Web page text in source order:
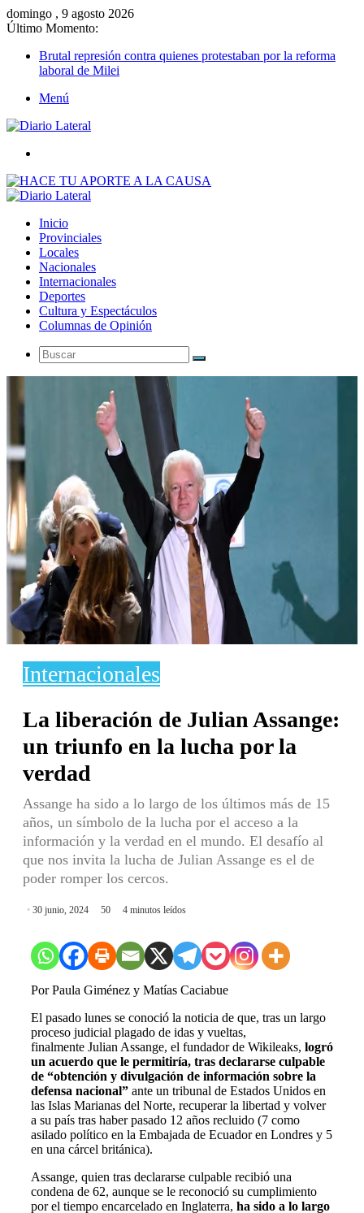
domingo , 9 agosto 2026
Último Momento:
Brutal represión contra quienes protestaban por la reforma
laboral de Milei
Menú
Inicio
Provinciales
Locales
Nacionales
Internacionales
Deportes
Cultura y Espectáculos
Columnas de Opinión
Buscar
Internacionales
La liberación de Julian Assange:
un triunfo en la lucha por la
verdad
Assange ha sido a lo largo de los últimos más de 15
años, un símbolo de la lucha por el acceso a la
información y la verdad en el mundo. El desafío al
que nos invita la lucha de Julian Assange es el de
poder romper los cercos.
30 junio, 2024 50 4 minutos leídos
Por Paula Giménez y Matías Caciabue
El pasado lunes se conoció la noticia de que, tras un largo
proceso judicial plagado de idas y vueltas,
finalmente Julian Assange, el fundador de Wikileaks, logró
un acuerdo que le permitiría, tras declararse culpable
de “obtención y divulgación de información sobre la
defensa nacional” ante un tribunal de Estados Unidos en
las Islas Marianas del Norte, recuperar la libertad y volver
a su país tras haber pasado 12 años recluido (7 como
asilado político en la Embajada de Ecuador en Londres y 5
en una cárcel británica).
Assange, quien tras declararse culpable recibió una
condena de 62, aunque se le reconoció su cumplimiento
por el tiempo encarcelado en Inglaterra, ha sido a lo largo